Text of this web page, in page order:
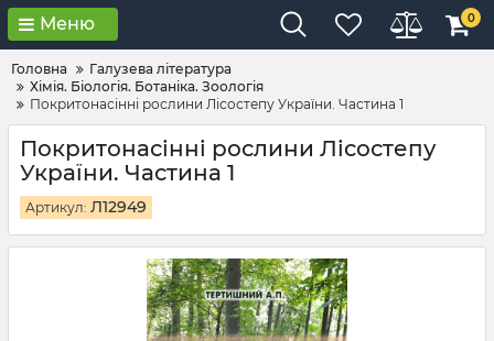
Меню 0
Головна
Галузева література
Хімія. Біологія. Ботаніка. Зоологія
Покритонасінні рослини Лісостепу України. Частина 1
Покритонасінні рослини Лісостепу
України. Частина 1
Артикул: Л12949